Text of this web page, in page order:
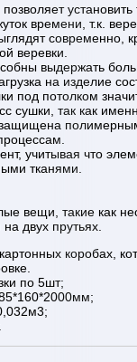
времени, т.к.
современно,
веревки.
выдержать
на изделие
под потолком
сушки, так как
учитывая что
тканями.
вещи, такие как
двух прутьях.
коробах,
по 5шт;